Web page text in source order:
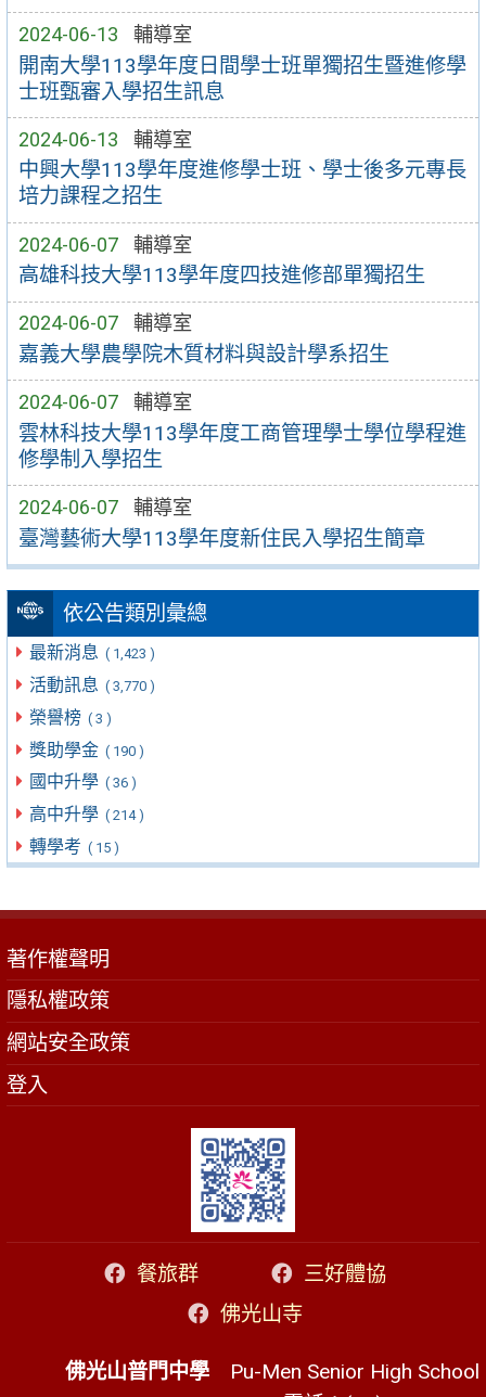
2024-06-13 輔導室
開南大學113學年度日間學士班單獨招生暨進修學
士班甄審入學招生訊息
2024-06-13 輔導室
中興大學113學年度進修學士班、學士後多元專長
培力課程之招生
2024-06-07 輔導室
高雄科技大學113學年度四技進修部單獨招生
2024-06-07 輔導室
嘉義大學農學院木質材料與設計學系招生
2024-06-07 輔導室
雲林科技大學113學年度工商管理學士學位學程進
修學制入學招生
2024-06-07 輔導室
臺灣藝術大學113學年度新住民入學招生簡章
依公告類別彙總
最新消息 ( 1,423 )
活動訊息 ( 3,770 )
榮譽榜 ( 3 )
獎助學金 ( 190 )
國中升學 ( 36 )
高中升學 ( 214 )
轉學考 ( 15 )
著作權聲明
隱私權政策
網站安全政策
登入
餐旅群
三好體協
佛光山寺
佛光山普門中學 Pu-Men Senior High School